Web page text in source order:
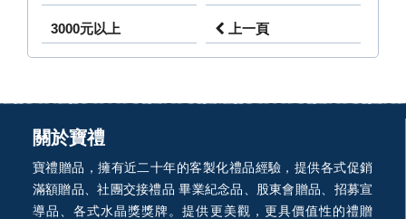
3000元以上 上一頁
關於寶禮
寶禮贈品，擁有近二十年的客製化禮品經驗，提供各式促銷
滿額贈品、社團交接禮品 畢業紀念品、股東會贈品、招募宣
導品、各式水晶獎獎牌。提供更美觀，更具價值性的禮贈